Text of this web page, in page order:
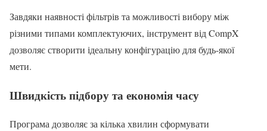
Завдяки наявності фільтрів та можливості вибору між
різними типами комплектуючих, інструмент від CompX
дозволяє створити ідеальну конфігурацію для будь-якої
мети.
Швидкість підбору та економія часу
Програма дозволяє за кілька хвилин сформувати